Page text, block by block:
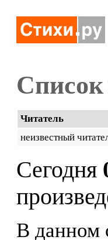
Читатель
неизвестный
Сегодня
В данном